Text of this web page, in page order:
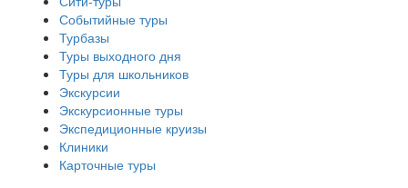
Событийные туры
Турбазы
Туры выходного дня
Туры для школьников
Экскурсии
Экскурсионные туры
Экспедиционные круизы
Клиники
Карточные туры